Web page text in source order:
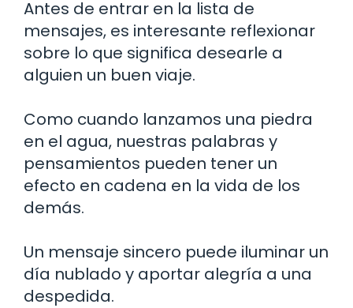
Antes de entrar en la lista de
mensajes, es interesante reflexionar
sobre lo que significa desearle a
alguien un buen viaje.
Como cuando lanzamos una piedra
en el agua, nuestras palabras y
pensamientos pueden tener un
efecto en cadena en la vida de los
demás.
Un mensaje sincero puede iluminar un
día nublado y aportar alegría a una
despedida.